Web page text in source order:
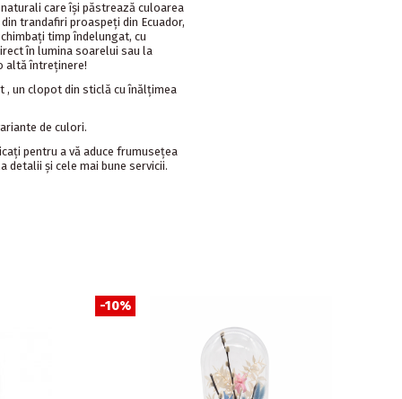
care își păstrează culoarea
trandafiri proaspeți din Ecuador,
timp îndelungat, cu
în lumina soarelui sau la
altă întreținere!
, un clopot din sticlă cu înălțimea
de culori.
pentru a vă aduce frumusețea
detalii și cele mai bune servicii.
-10%